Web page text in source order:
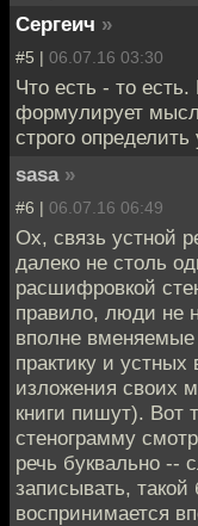
Сергеич »
#5 | 06.07.16 03:30
Что есть - то есть.
формулирует
строго
sasa »
#6 | 06.07.16 06:49
Ох, связь устной
далеко не столь
расшифровкой
правило, люди не
вполне
практику и
изложения своих
книги пишут). Вот
стенограмму
речь буквально --
записывать,
воспринимается